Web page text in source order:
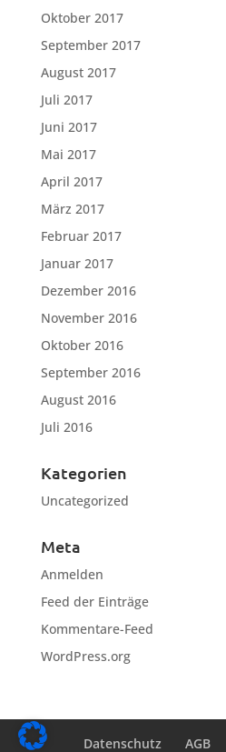
Oktober 2017
September 2017
August 2017
Juli 2017
Juni 2017
Mai 2017
April 2017
März 2017
Februar 2017
Januar 2017
Dezember 2016
November 2016
Oktober 2016
September 2016
August 2016
Juli 2016
Kategorien
Uncategorized
Meta
Anmelden
Feed der Einträge
Kommentare-Feed
WordPress.org
Datenschutz AGB